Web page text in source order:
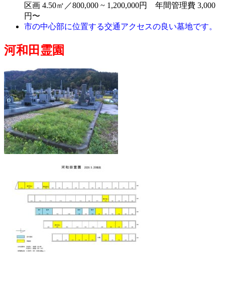
区画 4.50㎡／800,000 ~ 1,200,000円 年間管理費 3,000
円〜
市の中心部に位置する交通アクセスの良い墓地です。
河和田霊園